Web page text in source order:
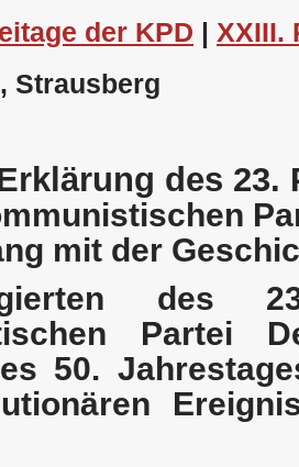
der KPD | XXIII.
Strausberg
des 23.
mit der
des
Partei
50.